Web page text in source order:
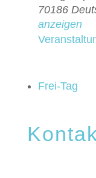
70186
anzeigen
Frei-Tag